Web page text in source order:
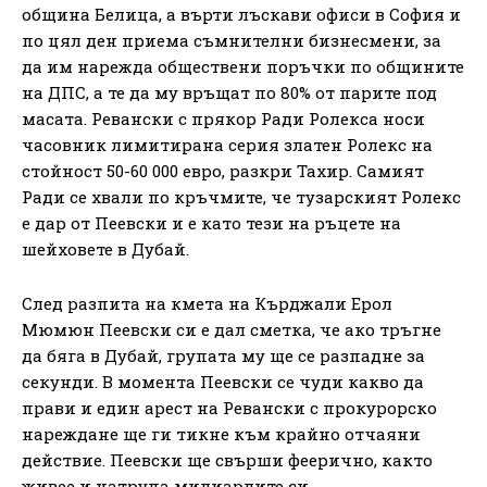
община Белица, а върти лъскави офиси в София и
по цял ден приема съмнителни бизнесмени, за
да им нарежда обществени поръчки по общините
на ДПС, а те да му връщат по 80% от парите под
масата. Ревански с прякор Ради Ролекса носи
часовник лимитирана серия златен Ролекс на
стойност 50-60 000 евро, разкри Тахир. Самият
Ради се хвали по кръчмите, че тузарският Ролекс
е дар от Пеевски и е като тези на ръцете на
шейховете в Дубай.
След разпита на кмета на Кърджали Ерол
Мюмюн Пеевски си е дал сметка, че ако тръгне
да бяга в Дубай, групата му ще се разпадне за
секунди. В момента Пеевски се чуди какво да
прави и един арест на Ревански с прокурорско
нареждане ще ги тикне към крайно отчаяни
действие. Пеевски ще свърши феерично, както